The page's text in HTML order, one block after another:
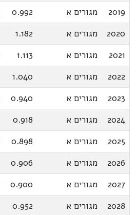
2019
מגורים א 0.992
2020
מגורים א 1.182
2021
מגורים א 1.113
2022
מגורים א 1.040
2023
מגורים א 0.940
2024
מגורים א 0.918
2025
מגורים א 0.898
2026
מגורים א 0.906
2027
מגורים א 0.900
2028
מגורים א 0.952